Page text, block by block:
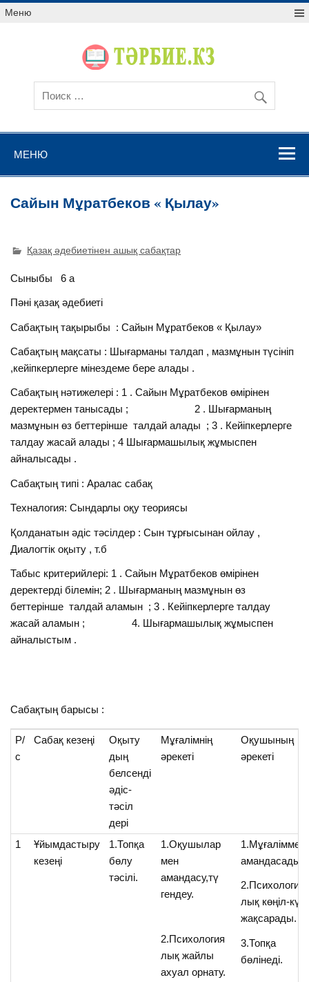
Меню
МЕНЮ
Сайын Мұратбеков « Қылау»
Қазақ әдебиетінен ашық сабақтар
Сыныбы 6 а
Пәні қазақ әдебиеті
Сабақтың тақырыбы : Сайын Мұратбеков « Қылау»
Сабақтың мақсаты : Шығарманы талдап , мазмұнын түсініп
,кейіпкерлерге мінездеме бере алады .
Сабақтың нәтижелері : 1 . Сайын Мұратбеков өмірінен
деректермен танысады ; 2 . Шығарманың
мазмұнын өз беттерінше талдай алады ; 3 . Кейіпкерлерге
талдау жасай алады ; 4 Шығармашылық жұмыспен
айналысады .
Сабақтың типі : Аралас сабақ
Техналогия: Сындарлы оқу теориясы
Қолданатын әдіс тәсілдер : Сын тұрғысынан ойлау ,
Диалогтік оқыту , т.б
Табыс критерийлері: 1 . Сайын Мұратбеков өмірінен
деректерді білемін; 2 . Шығарманың мазмұнын өз
беттерінше талдай аламын ; 3 . Кейіпкерлерге талдау
жасай аламын ; 4. Шығармашылық жұмыспен
айналыстым .
Сабақтың барысы :
Р/
с
Сабақ кезеңі
Оқыту
дың
белсенді
әдіс-
тәсіл
дері
Мұғалімнің
әрекеті
Оқушының
әрекеті
1
Ұйымдастыру
кезеңі
1.Топқа
бөлу
тәсілі.
1.Оқушылар
мен
амандасу,тү
гендеу.
2.Психология
лық жайлы
ахуал орнату.
1.Мұғаліммен
амандасады.
2.Психология
лық көңіл-күйі
жақсарады.
3.Топқа
бөлінеді.